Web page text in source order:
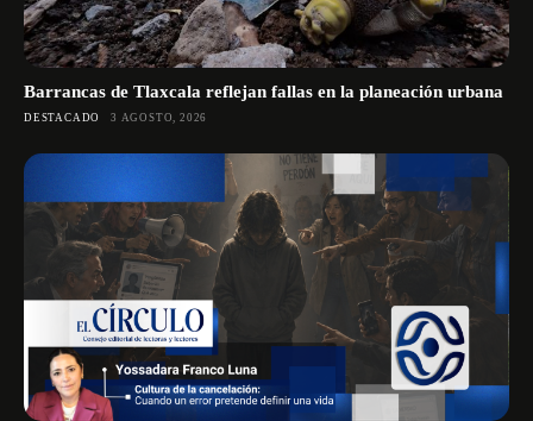
Barrancas de Tlaxcala reflejan fallas en la planeación urbana
DESTACADO 3 AGOSTO, 2026